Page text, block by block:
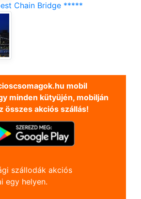
Chain Bridge *****
mobil
minden kütyüjén, mobilján
összes akciós szállás!
szállodák akciós
egy helyen.